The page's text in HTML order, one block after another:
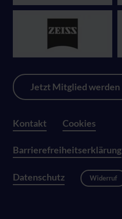
Jetzt Mitglied werden
Kontakt Cookies
Barrierefreiheitserklärung
Datenschutz Widerruf